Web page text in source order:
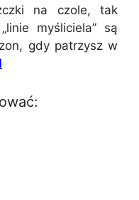
na czole, tak
myśliciela” są
gdy patrzysz w